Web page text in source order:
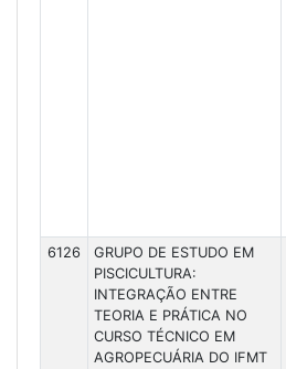
6126
GRUPO DE ESTUDO EM
PISCICULTURA:
INTEGRAÇÃO ENTRE
TEORIA E PRÁTICA NO
CURSO TÉCNICO EM
AGROPECUÁRIA DO IFMT